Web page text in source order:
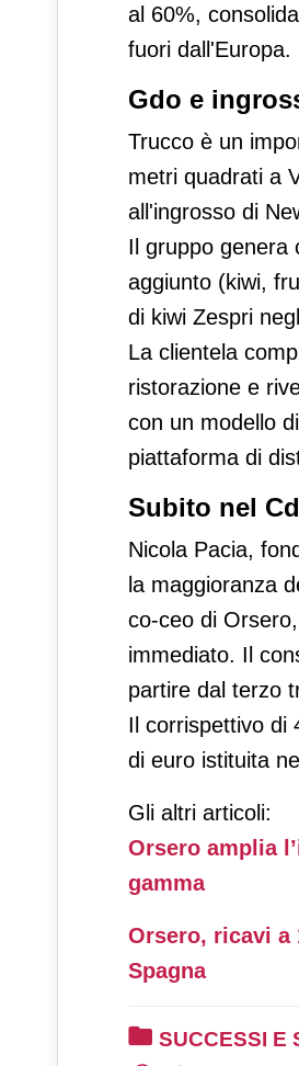
al 60%,
fuori dall'Europa.
Gdo e
Trucco è un
metri quadrati a
all'ingrosso di
Il gruppo genera
aggiunto (kiwi,
di kiwi Zespri
La clientela
ristorazione e
con un modello
piattaforma di
Subito nel
Nicola Pacia,
la maggioranza
co-ceo di
immediato. Il
partire dal terzo
Il corrispettivo di
di euro istituita
Gli altri articoli:
Orsero amplia
gamma
Orsero, ricavi a
Spagna
SUCCESSI E